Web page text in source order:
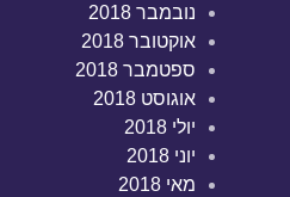
נובמבר 2018
אוקטובר 2018
ספטמבר 2018
אוגוסט 2018
יולי 2018
יוני 2018
מאי 2018